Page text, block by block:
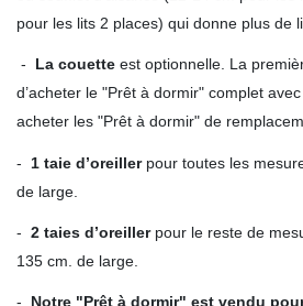
pour les lits 2 places) qui donne plus de
- La couette est optionnelle. La
d’acheter le "Prêt à dormir" complet
acheter les "Prêt à dormir" de
- 1 taie d’oreiller pour toutes les
de large.
- 2 taies d’oreillerpour le reste de
135 cm. de large.
- Notre "Prêt à dormir" est vendu